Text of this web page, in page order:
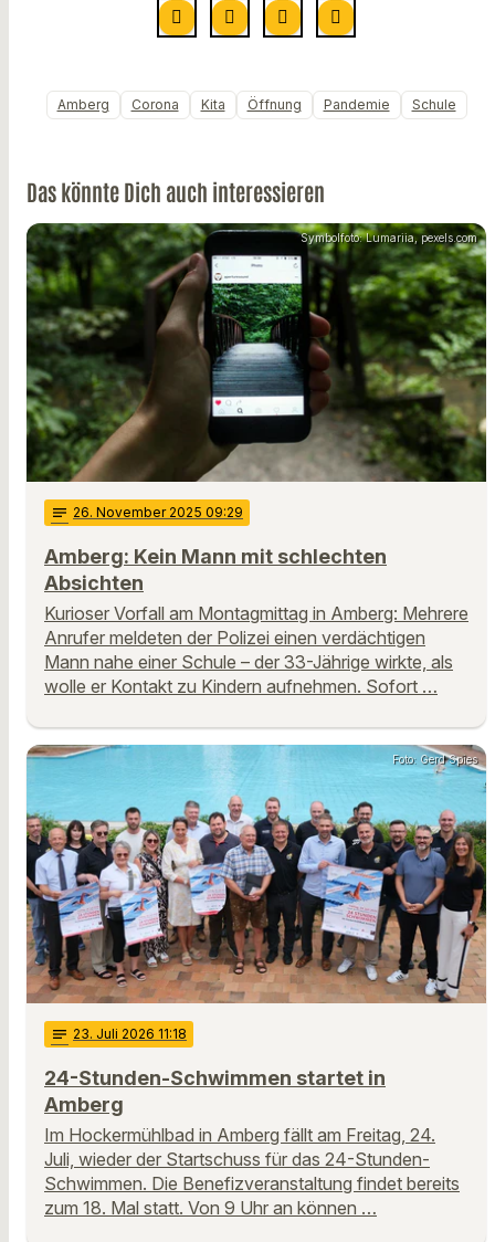
Amberg Corona Kita Öffnung Pandemie Schule
Das könnte Dich auch interessieren
Symbolfoto: Lumariia, pexels.com
notes 26. November 2025 09:29
Amberg: Kein Mann mit schlechten
Absichten
Kurioser Vorfall am Montagmittag in Amberg: Mehrere
Anrufer meldeten der Polizei einen verdächtigen
Mann nahe einer Schule – der 33-Jährige wirkte, als
wolle er Kontakt zu Kindern aufnehmen. Sofort …
Foto: Gerd Spies
notes 23. Juli 2026 11:18
24-Stunden-Schwimmen startet in
Amberg
Im Hockermühlbad in Amberg fällt am Freitag, 24.
Juli, wieder der Startschuss für das 24-Stunden-
Schwimmen. Die Benefizveranstaltung findet bereits
zum 18. Mal statt. Von 9 Uhr an können …